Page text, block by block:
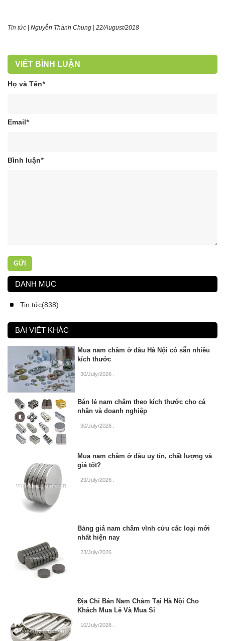
Tin tức Nguyễn Thành Chung 22/August/2018
VIẾT BÌNH LUẬN
Họ và Tên*
Email*
Bình luận*
GỬI
DANH MỤC
Tin tức(838)
BÀI VIẾT KHÁC
Mua nam châm ở đâu Hà Nội có sẵn nhiều
kích thước
30/July/2026
Bán lẻ nam châm theo kích thước cho cá
nhân và doanh nghiệp
30/July/2026 .
Mua nam châm ở đâu uy tín, chất lượng và
giá tốt?
29/July/2026
Bảng giá nam châm vĩnh cửu các loại mới
nhất hiện nay
23/July/2026
Địa Chỉ Bán Nam Châm Tại Hà Nội Cho
Khách Mua Lẻ Và Mua Sỉ
10/July/2026